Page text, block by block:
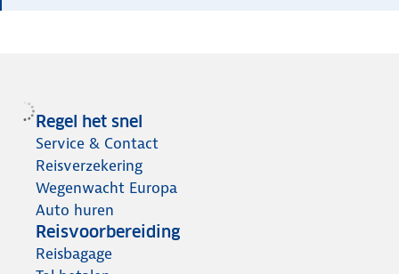
Regel het snel
Service & Contact
Reisverzekering
Wegenwacht Europa
Auto huren
Reisvoorbereiding
Reisbagage